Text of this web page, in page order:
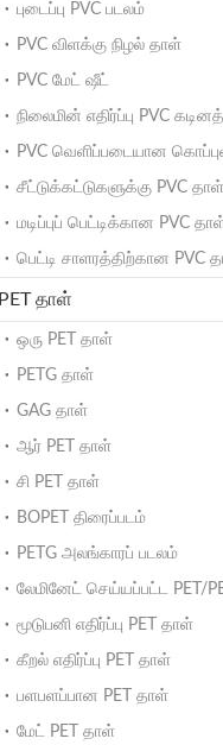
புடைப்பு PVC படலம்
PVC விளக்கு நிழல் தாள்
PVC மேட் ஷீட்
நிலைமின் எதிர்ப்பு PVC
PVC வெளிப்படையான
சீட்டுக்கட்டுகளுக்கு PVC தாள்
மடிப்புப் பெட்டிக்கான PVC
பெட்டி சாளரத்திற்கான PVC
PET தாள்
ஒரு PET தாள்
PETG தாள்
GAG தாள்
ஆர் PET தாள்
சி PET தாள்
BOPET திரைப்படம்
PETG அலங்காரப் படலம்
லேமினேட் செய்யப்பட்ட PET/
மூடுபனி எதிர்ப்பு PET தாள்
கீறல் எதிர்ப்பு PET தாள்
பளபளப்பான PET தாள்
மேட் PET தாள்